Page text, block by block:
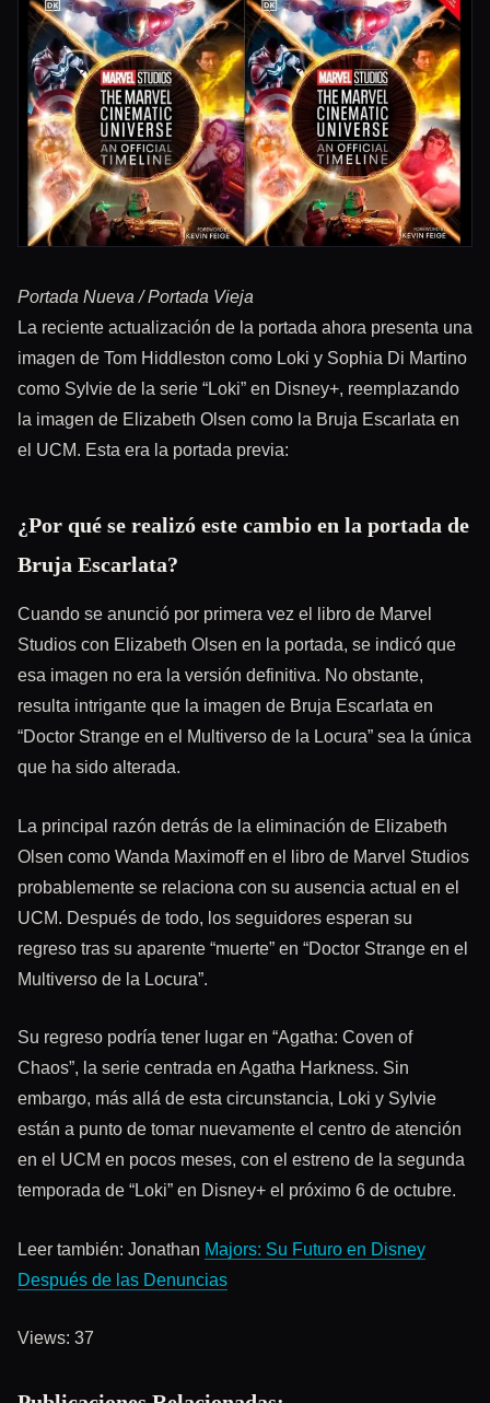
Portada Nueva / Portada Vieja
La reciente actualización de la portada ahora presenta una
imagen de Tom Hiddleston como Loki y Sophia Di Martino
como Sylvie de la serie “Loki” en Disney+, reemplazando
la imagen de Elizabeth Olsen como la Bruja Escarlata en
el UCM. Esta era la portada previa:
¿Por qué se realizó este cambio en la portada de
Bruja Escarlata?
Cuando se anunció por primera vez el libro de Marvel
Studios con Elizabeth Olsen en la portada, se indicó que
esa imagen no era la versión definitiva. No obstante,
resulta intrigante que la imagen de Bruja Escarlata en
“Doctor Strange en el Multiverso de la Locura” sea la única
que ha sido alterada.
La principal razón detrás de la eliminación de Elizabeth
Olsen como Wanda Maximoff en el libro de Marvel Studios
probablemente se relaciona con su ausencia actual en el
UCM. Después de todo, los seguidores esperan su
regreso tras su aparente “muerte” en “Doctor Strange en el
Multiverso de la Locura”.
Su regreso podría tener lugar en “Agatha: Coven of
Chaos”, la serie centrada en Agatha Harkness. Sin
embargo, más allá de esta circunstancia, Loki y Sylvie
están a punto de tomar nuevamente el centro de atención
en el UCM en pocos meses, con el estreno de la segunda
temporada de “Loki” en Disney+ el próximo 6 de octubre.
Leer también: Jonathan Majors: Su Futuro en Disney
Después de las Denuncias
Views: 37